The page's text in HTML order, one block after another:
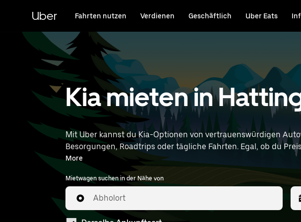
HauptinhaltUber Fahrten nutzen Verdienen Geschäftlich Uber Eats
Kia mieten in
Mit Uber kannst du Kia-Optionen von vertrauenswürdigen
Besorgungen, Roadtrips oder tägliche Fahrten. Egal, ob du
entsprechen. Gib deine Zeit- und Standortangaben
More
Mietwagen suchen in der Nähe von
Abholort